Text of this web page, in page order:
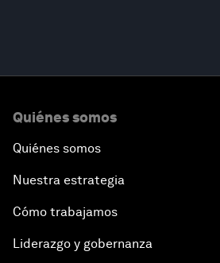
Quiénes somos
Quiénes somos
Nuestra estrategia
Cómo trabajamos
Liderazgo y gobernanza